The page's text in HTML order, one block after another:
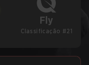
Fly
Classificação #21